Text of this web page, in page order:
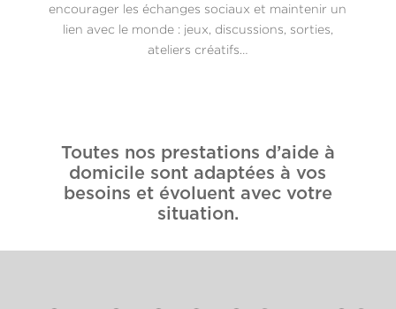
encourager les échanges sociaux et maintenir un
lien avec le monde : jeux, discussions, sorties,
ateliers créatifs…
Toutes nos prestations d’aide à
domicile sont adaptées à vos
besoins et évoluent avec votre
situation.